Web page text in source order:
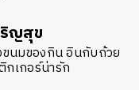
ญสุข
นมของกิน อินกับถ้วย
กเกอร์น่ารัก